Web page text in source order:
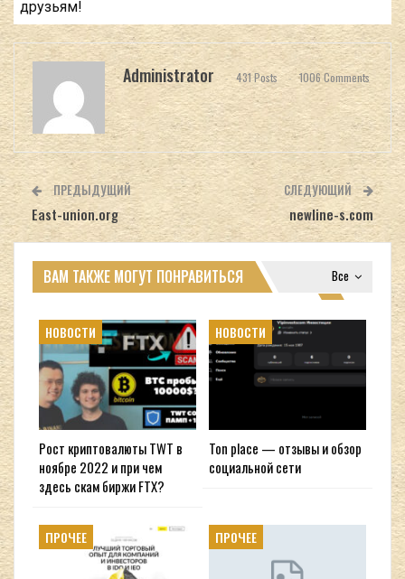
друзьям!
Administrator 431 Posts 1006 Comments
ПРЕДЫДУЩИЙ
East-union.org
СЛЕДУЮЩИЙ
newline-s.com
Все
ВАМ ТАКЖЕ МОГУТ ПОНРАВИТЬСЯ
НОВОСТИ
Рост криптовалюты TWT в
ноябре 2022 и при чем
здесь скам биржи FTX?
НОВОСТИ
Ton place — отзывы и обзор
социальной сети
ПРОЧЕЕ ПРОЧЕЕ